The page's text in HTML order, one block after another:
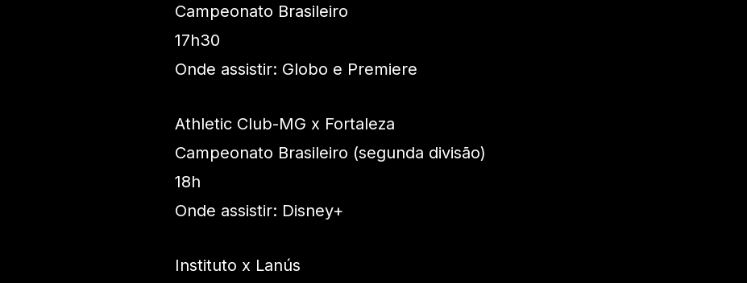
Campeonato Brasileiro
17h30
Onde assistir: Globo e Premiere
Athletic Club-MG x Fortaleza
Campeonato Brasileiro (segunda divisão)
18h
Onde assistir: Disney+
Instituto x Lanús